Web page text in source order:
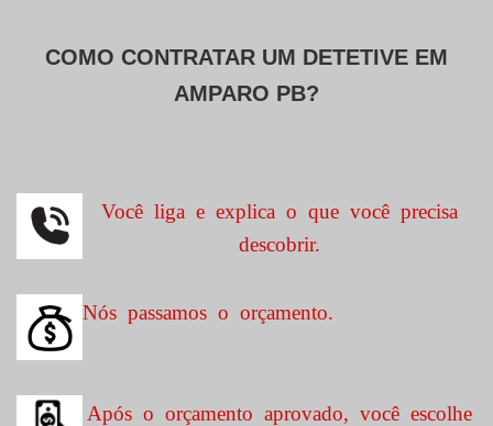
COMO CONTRATAR UM DETETIVE EM
AMPARO PB?
Você liga e explica o que você precisa
descobrir.
Nós passamos o orçamento.
Após o orçamento aprovado, você escolhe